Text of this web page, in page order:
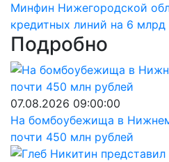
Минфин Нижегородской
кредитных линий на 6 млрд
Подробно
07.08.2026 09:00:00
На бомбоубежища в
почти 450 млн рублей